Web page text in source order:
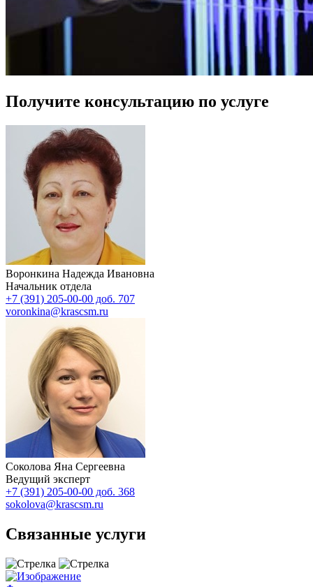
Получите консультацию по услуге
Воронкина Надежда Ивановна
Начальник отдела
+7 (391) 205-00-00 доб. 707
voronkina@krascsm.ru
Соколова Яна Сергеевна
Ведущий эксперт
+7 (391) 205-00-00 доб. 368
sokolova@krascsm.ru
Связанные услуги